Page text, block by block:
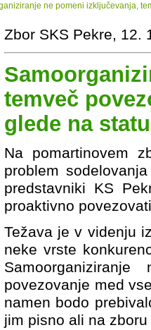
ne pomeni izključevanja,
Zbor SKS Pekre, 12.
temveč
glede na
Na pomartinovem
problem
predstavniki KS
proaktivno
Težava je v videnju
neke vrste
povezovanje med
namen bodo
jim pisno ali na